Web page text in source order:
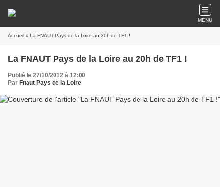
MENU
Accueil » La FNAUT Pays de la Loire au 20h de TF1 !
La FNAUT Pays de la Loire au 20h de TF1 !
Publié le 27/10/2012 à 12:00
Par Fnaut Pays de la Loire